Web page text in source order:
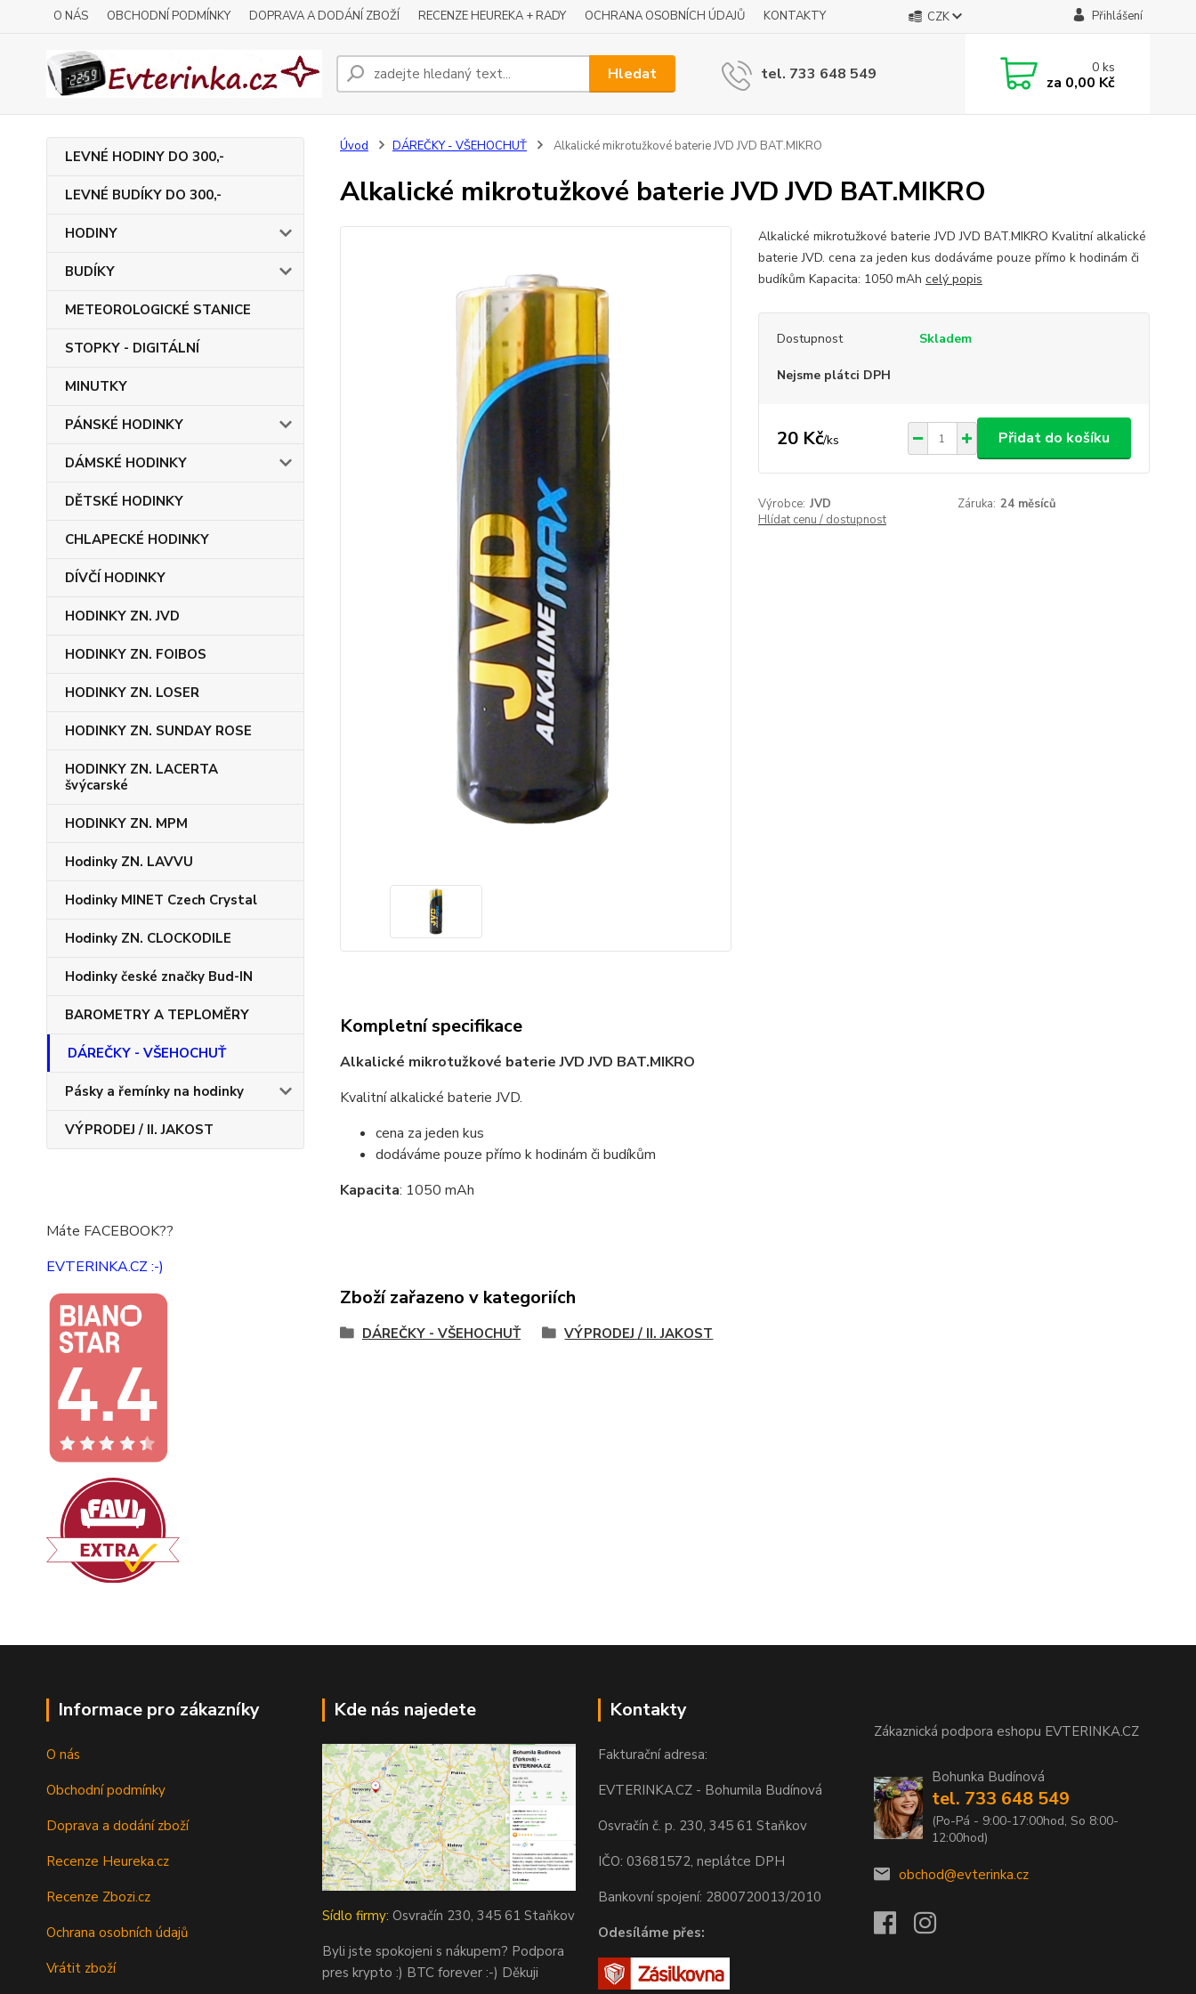
O NÁS OBCHODNÍ PODMÍNKY DOPRAVA A DODÁNÍ ZBOŽÍ RECENZE HEUREKA + RADY OCHRANA OSOBNÍCH ÚDAJŮ KONTAKTY CZK Přihlášení
Hledat tel. 733 648 549 0ks
za 0,00 Kč
LEVNÉ HODINY DO 300,-
LEVNÉ BUDÍKY DO 300,-
HODINY
BUDÍKY
METEOROLOGICKÉ STANICE
STOPKY - DIGITÁLNÍ
MINUTKY
PÁNSKÉ HODINKY
DÁMSKÉ HODINKY
DĚTSKÉ HODINKY
CHLAPECKÉ HODINKY
DÍVČÍ HODINKY
HODINKY ZN. JVD
HODINKY ZN. FOIBOS
HODINKY ZN. LOSER
HODINKY ZN. SUNDAY ROSE
HODINKY ZN. LACERTA
švýcarské
HODINKY ZN. MPM
Hodinky ZN. LAVVU
Hodinky MINET Czech Crystal
Hodinky ZN. CLOCKODILE
Hodinky české značky Bud-IN
BAROMETRY A TEPLOMĚRY
DÁREČKY - VŠEHOCHUŤ
Pásky a řemínky na hodinky
VÝPRODEJ / II. JAKOST
Máte FACEBOOK??
EVTERINKA.CZ :-)
Úvod DÁREČKY - VŠEHOCHUŤ Alkalické mikrotužkové baterie JVD JVD BAT.MIKRO
Alkalické mikrotužkové baterie JVD JVD BAT.MIKRO
Alkalické mikrotužkové baterie JVD JVD BAT.MIKRO Kvalitní alkalické
baterie JVD. cena za jeden kus dodáváme pouze přímo k hodinám či
budíkům Kapacita: 1050 mAh celý popis
Dostupnost Skladem
Nejsme plátci DPH
20 Kč/ks Přidat do košíku
Výrobce: JVD Záruka: 24 měsíců
Hlídat cenu / dostupnost
Kompletní specifikace
Alkalické mikrotužkové baterie JVD JVD BAT.MIKRO
Kvalitní alkalické baterie JVD.
cena za jeden kus
dodáváme pouze přímo k hodinám či budíkům
Kapacita: 1050 mAh
Zboží zařazeno v kategoriích
DÁREČKY - VŠEHOCHUŤ VÝPRODEJ / II. JAKOST
Informace pro zákazníky
O nás
Obchodní podmínky
Doprava a dodání zboží
Recenze Heureka.cz
Recenze Zbozi.cz
Ochrana osobních údajů
Vrátit zboží
Kde nás najedete
Sídlo firmy: Osvračín 230, 345 61 Staňkov
Byli jste spokojeni s nákupem? Podpora
pres krypto :) BTC forever :-) Děkuji
Kontakty
Fakturační adresa:
EVTERINKA.CZ - Bohumila Budínová
Osvračín č. p. 230, 345 61 Staňkov
IČO: 03681572, neplátce DPH
Bankovní spojení: 2800720013/2010
Odesíláme přes:
Zákaznická podpora eshopu EVTERINKA.CZ
Bohunka Budínová
tel. 733 648 549
(Po-Pá - 9:00-17:00hod, So 8:00-
12:00hod)
obchod@evterinka.cz